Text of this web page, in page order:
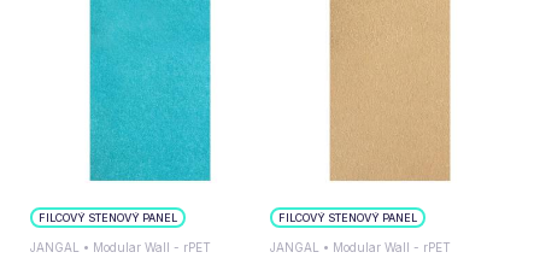
FILCOVÝ STENOVÝ PANEL
JANGAL • Modular Wall - rPET
FILCOVÝ STENOVÝ PANEL
JANGAL • Modular Wall - rPET